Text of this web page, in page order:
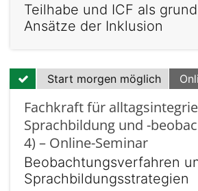
Teilhabe und ICF als
Ansätze der Inklusion
Start morgen möglich
Fachkraft für
Sprachbildung und -
4) – Online-Seminar
Beobachtungsverfahren
Sprachbildungsstrategien